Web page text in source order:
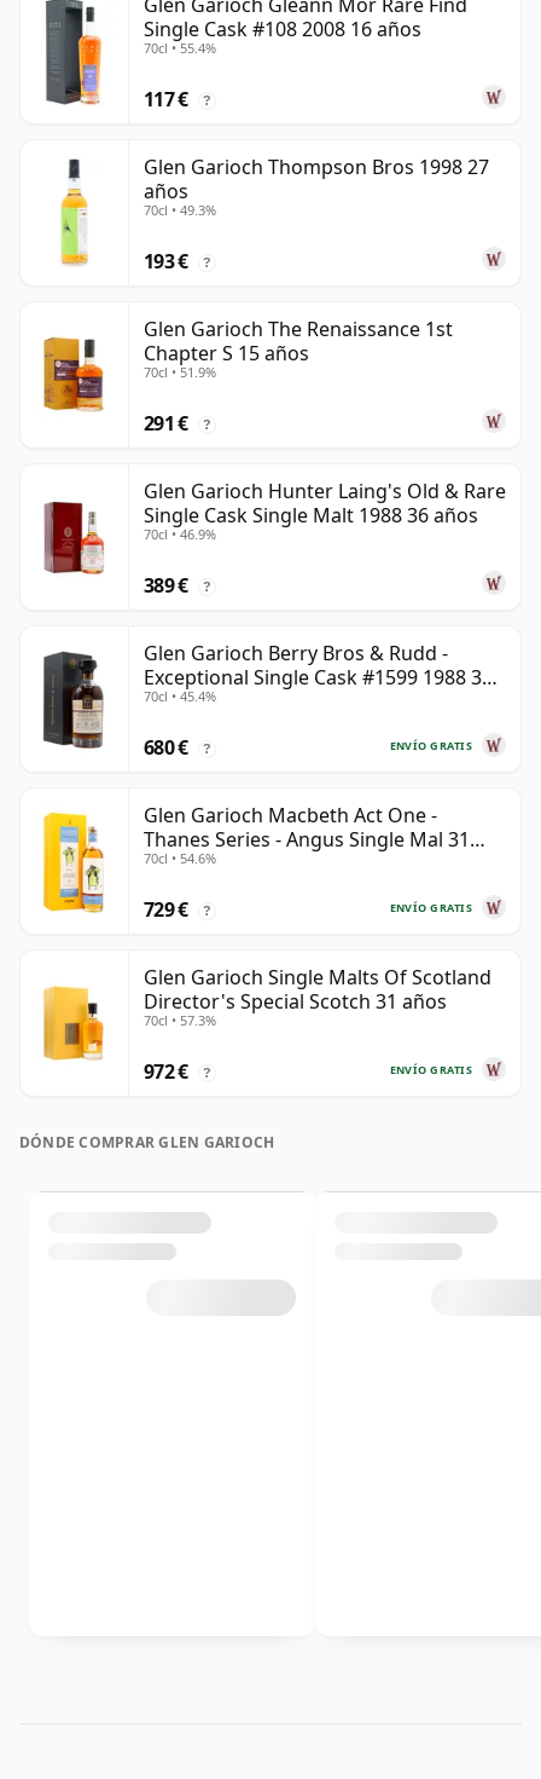
Single Cask #108 2008 16 años
70cl • 55.4%
117 € ?
Glen Garioch Thompson Bros 1998 27
años
70cl • 49.3%
193 € ?
Glen Garioch The Renaissance 1st
Chapter S 15 años
70cl • 51.9%
291 € ?
Glen Garioch Hunter Laing's Old & Rare
Single Cask Single Malt 1988 36 años
70cl • 46.9%
389 € ?
Glen Garioch Berry Bros & Rudd -
Exceptional Single Cask #1599 1988 34
años
70cl • 45.4%
ENVÍO GRATIS
680 € ?
Glen Garioch Macbeth Act One -
Thanes Series - Angus Single Mal 31
años
70cl • 54.6%
ENVÍO GRATIS
729 € ?
Glen Garioch Single Malts Of Scotland
Director's Special Scotch 31 años
70cl • 57.3%
ENVÍO GRATIS
972 € ?
DÓNDE COMPRAR GLEN GARIOCH